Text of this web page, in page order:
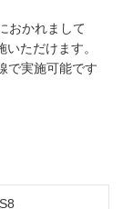
おかれまして
ただけます。
で実施可能です